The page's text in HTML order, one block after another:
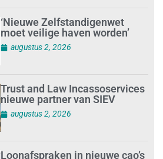
‘Nieuwe Zelfstandigenwet
moet veilige haven worden’
augustus 2, 2026
Trust and Law Incassoservices
nieuwe partner van SIEV
augustus 2, 2026
Loonafspraken in nieuwe cao’s